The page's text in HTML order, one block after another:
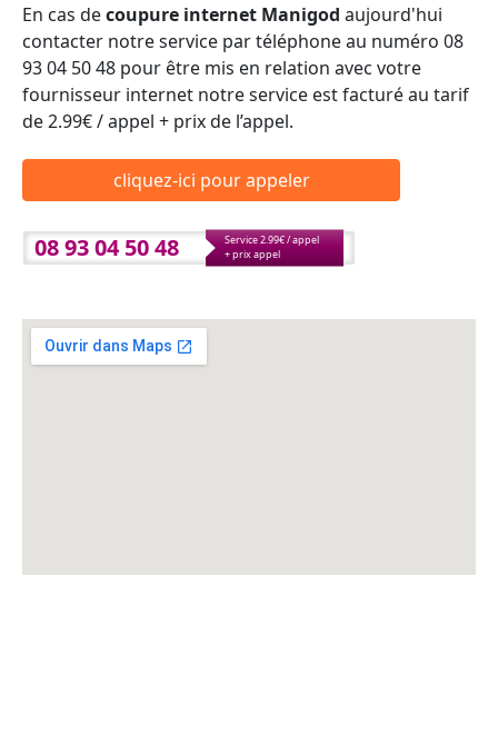
En cas decoupure internet Manigod aujourd'hui
contacter notre service par téléphone au numéro 08
93 04 50 48 pour être mis en relation avec votre
fournisseur internet notre service est facturé au tarif
de 2.99€ / appel + prix de l’appel.
cliquez-ici pour appeler
08 93 04 50 48
Service 2.99€ / appel
+ prix appel